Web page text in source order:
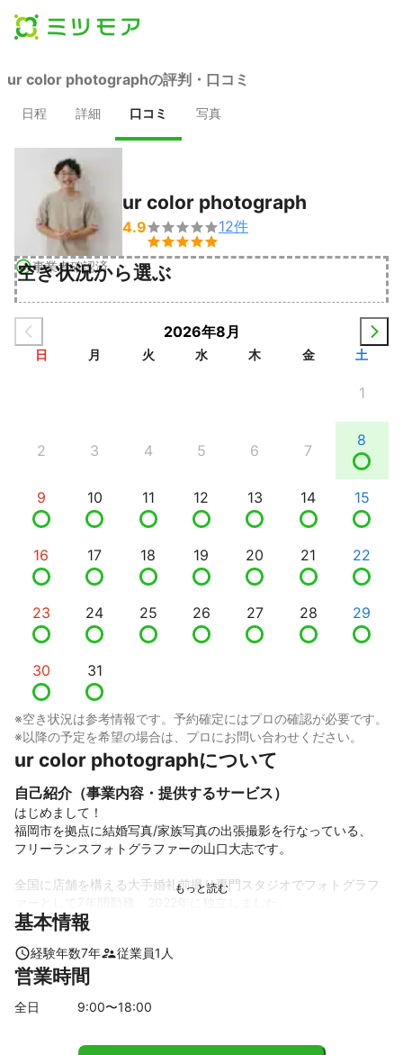
ur color photographの評判・口コミ
日程 詳細 口コミ 写真
事業者確認済
ur color photograph
4.9

12件
空き状況から選ぶ
2026年8月
日 月 火 水 木 金 土
1
2 3 4 5 6 7
8
9 10 11 12 13 14 15
16 17 18 19 20 21 22
23 24 25 26 27 28 29
30 31
※空き状況は参考情報です。予約確定にはプロの確認が必要です。
※以降の予定を希望の場合は、プロにお問い合わせください。
ur color photographについて
自己紹介（事業内容・提供するサービス）
はじめまして！
福岡市を拠点に結婚写真/家族写真の出張撮影を行なっている、
フリーランスフォトグラファーの山口大志です。
全国に店舗を構える大手婚礼前撮り専門スタジオでフォトグラフ
これまで、通算1200組様以上の新郎新婦様の撮影を担当させてい
その中で"また撮影してほしい"というお声をいただく機会が増
え、家族写真の撮影も行うようになりました。
写る人みんながみんならしい自然体な姿で
写真を撮影します。
基本情報
経験年数7年 従業員1 人
営業時間
全日 9:00〜18:00